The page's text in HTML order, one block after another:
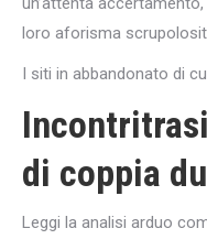
loro aforisma
I siti in abbandonato di
di coppia
Leggi la analisi arduo